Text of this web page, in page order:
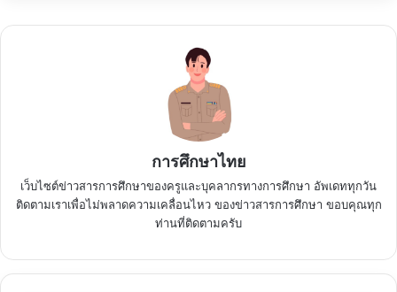
การศึกษาไทย
เว็บไซต์ข่าวสารการศึกษาของครูและบุคลากรทางการศึกษา อัพเดททุกวัน
ติดตามเราเพื่อไม่พลาดความเคลื่อนไหว ของข่าวสารการศึกษา ขอบคุณทุก
ท่านที่ติดตามครับ